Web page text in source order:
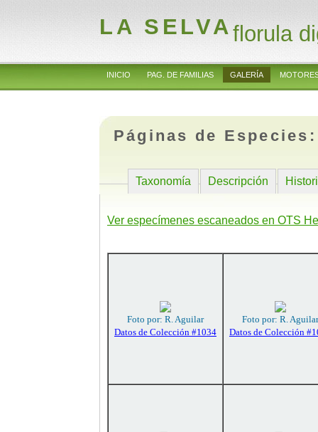
LA SELVAflorula
INICIO PAG. DE FAMILIAS GALERÍA
Páginas de
Taxonomía Descripción
Ver especímenes escaneados en OTS
Foto por: R. Aguilar
Datos de Colección #1034
Foto por: R. Aguilar
Datos de Colección